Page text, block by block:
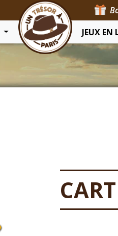
JEUX EN